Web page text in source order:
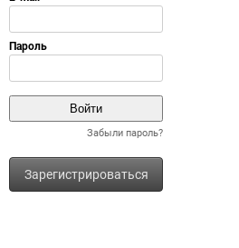
Забыли пароль?
Зарегистрироваться